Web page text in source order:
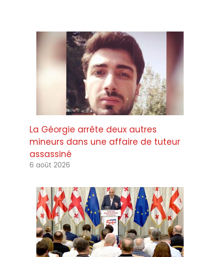
La Géorgie arrête deux autres
mineurs dans une affaire de tuteur
assassiné
6 août 2026